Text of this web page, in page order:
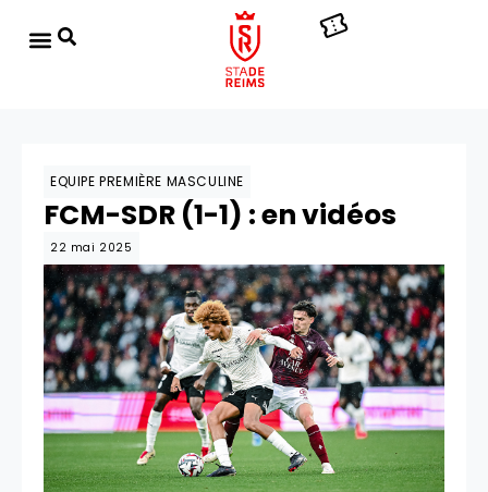
EQUIPE PREMIÈRE MASCULINE
FCM-SDR (1-1) : en vidéos
22 mai 2025